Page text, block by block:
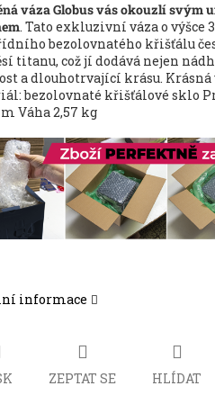
váza Globus vás okouzlí svým
. Tato exkluzivní váza o výšce
bezolovnatého křišťálu
titanu, což jí dodává nejen
a dlouhotrvající krásu. Krásná
bezolovnaté křišťálové sklo
Váha 2,57 kg
informace
ZEPTAT SE HLÍDAT